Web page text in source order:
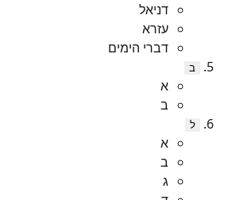
דניאל
עזרא
דברי הימים
ב
א
ב
ל
א
ב
ג